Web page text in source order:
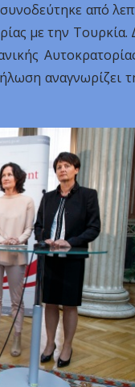
από
με την Τουρκία.
αναγνωρίζει